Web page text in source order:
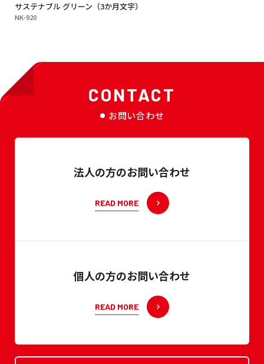
サステナブル グリーン（3か月文字）
NK-920
CONTACT
お問い合わせ
法人の方のお問い合わせ
READ MORE
個人の方のお問い合わせ
READ MORE